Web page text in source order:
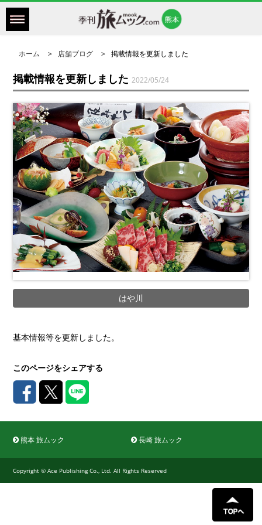
ホーム 店舗ブログ 掲載情報を更新しました
掲載情報を更新しました2022/05/24
はや川
基本情報等を更新しました。
このページをシェアする
熊本 旅ムック 長崎 旅ムック
Copyright © Ace Publishing Co., Ltd. All Rights Reserved